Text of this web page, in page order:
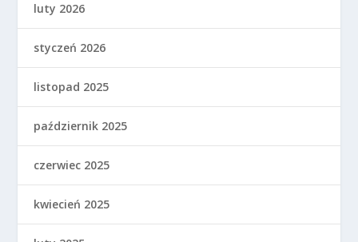
luty 2026
styczeń 2026
listopad 2025
październik 2025
czerwiec 2025
kwiecień 2025